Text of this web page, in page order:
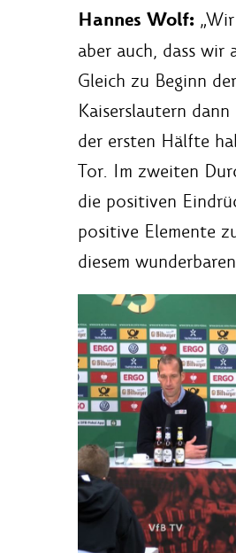
Hannes Wolf:
aber auch, dass
Gleich zu Beginn
Kaiserslautern
der ersten Hälfte
Tor. Im zweiten
die positiven
positive Elemente
diesem